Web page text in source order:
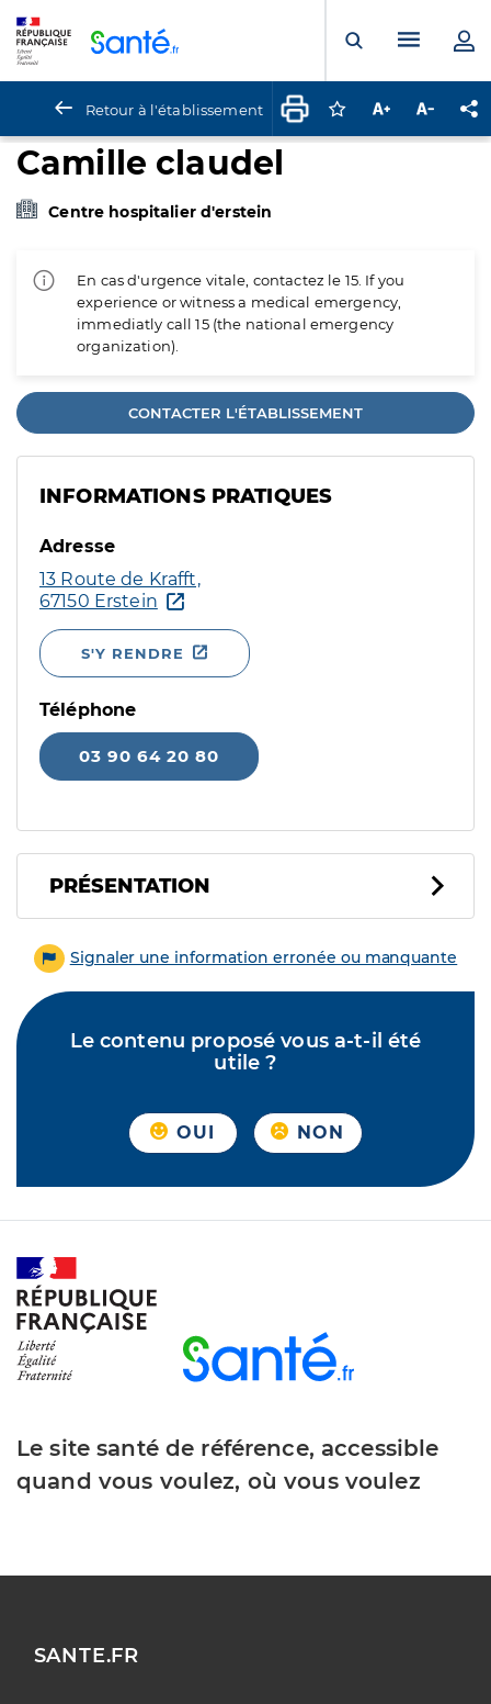
Ouvrir laMenu
Retour à l'établissement Connectez-vous
Augmenter la
Camille claudel
Centre hospitalier d'erstein
En cas d'urgence vitale, contactez le 15. If you
experience or witness a medical emergency,
immediatly call 15 (the national emergency
organization).
CONTACTER L'ÉTABLISSEMENT
INFORMATIONS PRATIQUES
Adresse
13 Route de Krafft,
67150 Erstein
S'Y RENDRE
Téléphone
03 90 64 20 80
PRÉSENTATION
Signaler une information erronée ou manquante
Le contenu proposé vous a-t-il été
utile ?
OUI NON
Le site santé de référence, accessible
quand vous voulez, où vous voulez
SANTE.FR